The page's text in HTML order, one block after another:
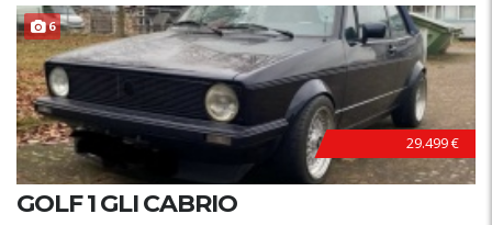
6
29.499 €
GOLF 1 GLI CABRIO